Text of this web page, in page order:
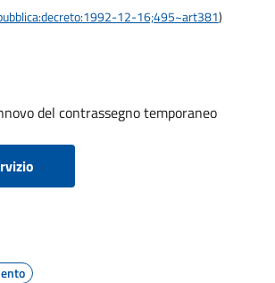
12-16;495~art381)
del contrassegno temporaneo